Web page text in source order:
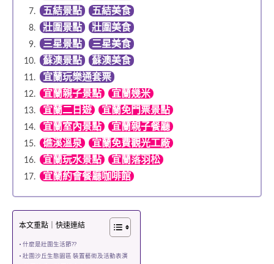
五結景點
五結美食
壯圍景點
壯圍美食
三星景點
三星美食
蘇澳景點
蘇澳美食
宜蘭玩樂通套票
宜蘭親子景點
宜蘭幾米
宜蘭二日遊
宜蘭免門票景點
宜蘭室內景點
宜蘭親子餐廳
礁溪溫泉
宜蘭免費觀光工廠
宜蘭玩水景點
宜蘭落羽松
宜蘭約會餐廳咖啡館
本文重點｜快速連結
什麼是壯圍生活節??
壯圍沙丘生態園區 裝置藝術及活動表演